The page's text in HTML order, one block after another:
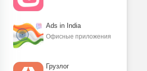
Ads in India
Офисные приложения
Грузлог